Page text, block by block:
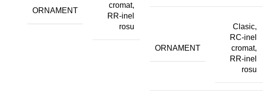
ORNAMENT
cromat,
RR-inel
rosu
ORNAMENT
Clasic,
RC-inel
cromat,
RR-inel
rosu